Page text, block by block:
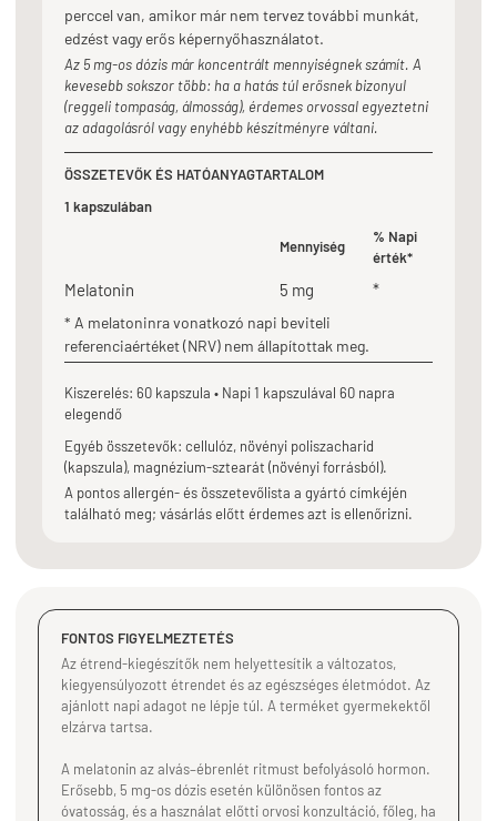
perccel van, amikor már nem tervez további munkát,
edzést vagy erős képernyőhasználatot.
Az 5 mg-os dózis már koncentrált mennyiségnek számít. A
kevesebb sokszor több: ha a hatás túl erősnek bizonyul
(reggeli tompaság, álmosság), érdemes orvossal egyeztetni
az adagolásról vagy enyhébb készítményre váltani.
ÖSSZETEVŐK ÉS HATÓANYAGTARTALOM
1 kapszulában
Mennyiség
% Napi
érték*
Melatonin 5 mg *
* A melatoninra vonatkozó napi beviteli
referenciaértéket (NRV) nem állapítottak meg.
Kiszerelés: 60 kapszula • Napi 1 kapszulával 60 napra
elegendő
Egyéb összetevők: cellulóz, növényi poliszacharid
(kapszula), magnézium-sztearát (növényi forrásból).
A pontos allergén- és összetevőlista a gyártó címkéjén
található meg; vásárlás előtt érdemes azt is ellenőrizni.
FONTOS FIGYELMEZTETÉS
Az étrend-kiegészítők nem helyettesítik a változatos,
kiegyensúlyozott étrendet és az egészséges életmódot. Az
ajánlott napi adagot ne lépje túl. A terméket gyermekektől
elzárva tartsa.
A melatonin az alvás–ébrenlét ritmust befolyásoló hormon.
Erősebb, 5 mg-os dózis esetén különösen fontos az
óvatosság, és a használat előtti orvosi konzultáció, főleg, ha